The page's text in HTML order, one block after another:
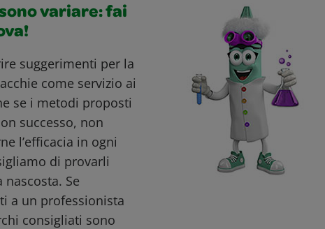
variare: fai
suggerimenti per la
come servizio ai
se i metodi proposti
successo, non
l’efficacia in ogni
di provarli
Se
a un professionista
consigliati sono